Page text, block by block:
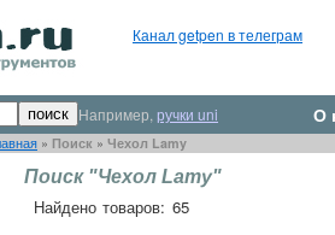
Канал getpen в телеграм
Например, ручки uni О
» Поиск » Чехол Lamy
Поиск "Чехол Lamy"
Найдено товаров: 65